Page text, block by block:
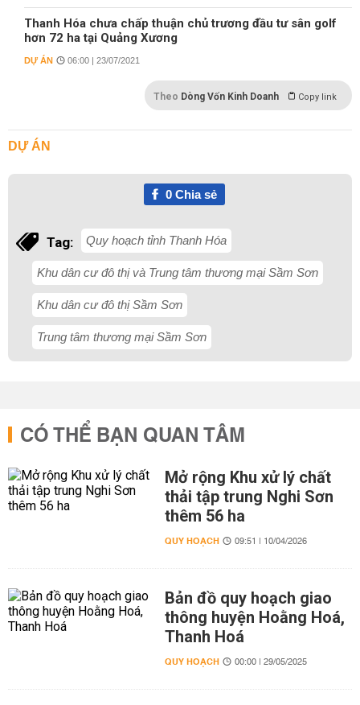
Thanh Hóa chưa chấp thuận chủ trương đầu tư sân golf
hơn 72 ha tại Quảng Xương
DỰ ÁN 06:00 | 23/07/2021
Theo Dòng Vốn Kinh Doanh Copy link
DỰ ÁN
0Chia sẻ
Tag: Quy hoạch tỉnh Thanh Hóa
Khu dân cư đô thị và Trung tâm thương mại Sầm Sơn
Khu dân cư đô thị Sầm Sơn
Trung tâm thương mại Sầm Sơn
CÓ THỂ BẠN QUAN TÂM
Mở rộng Khu xử lý chất
thải tập trung Nghi Sơn
thêm 56 ha
QUY HOẠCH 09:51 | 10/04/2026
Bản đồ quy hoạch giao
thông huyện Hoằng Hoá,
Thanh Hoá
QUY HOẠCH 00:00 | 29/05/2025